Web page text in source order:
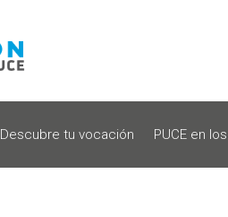
Descubre tu vocación PUCE en